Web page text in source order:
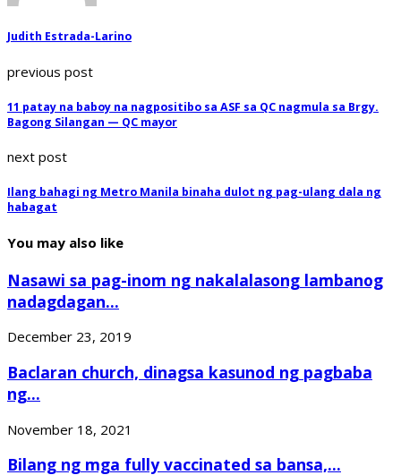
Judith Estrada-Larino
previous post
11 patay na baboy na nagpositibo sa ASF sa QC nagmula sa Brgy.
Bagong Silangan — QC mayor
next post
Ilang bahagi ng Metro Manila binaha dulot ng pag-ulang dala ng
habagat
You may also like
Nasawi sa pag-inom ng nakalalasong lambanog
nadagdagan...
December 23, 2019
Baclaran church, dinagsa kasunod ng pagbaba
ng...
November 18, 2021
Bilang ng mga fully vaccinated sa bansa,...